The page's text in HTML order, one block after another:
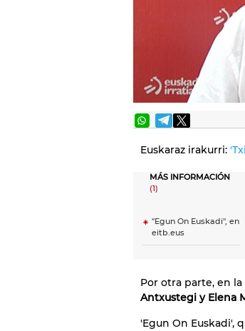
Euskaraz irakurri:
MÁS INFORMACIÓN
(1)
"Egun On Euskadi", en
eitb.eus
Por otra parte, en
Antxustegi y Elena
'Egun On Euskadi',